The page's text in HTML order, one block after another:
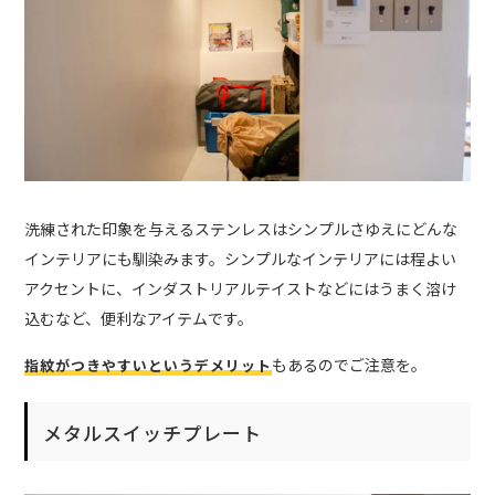
洗練された印象を与えるステンレスはシンプルさゆえにどんな
インテリアにも馴染みます。シンプルなインテリアには程よい
アクセントに、インダストリアルテイストなどにはうまく溶け
込むなど、便利なアイテムです。
指紋がつきやすいというデメリットもあるのでご注意を。
メタルスイッチプレート